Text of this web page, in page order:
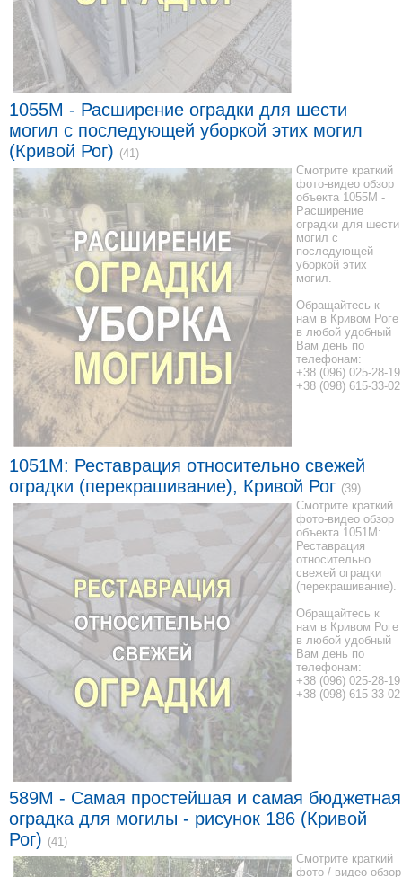
1055M - Расширение оградки для шести
могил с последующей уборкой этих могил
(Кривой Рог) (41)
Смотрите краткий
фото-видео обзор
объекта 1055M -
Расширение
оградки для шести
могил с
последующей
уборкой этих
могил.
Обращайтесь к
нам в Кривом Роге
в любой удобный
Вам день по
телефонам:
+38 (096) 025-28-19
+38 (098) 615-33-02
1051M: Реставрация относительно свежей
оградки (перекрашивание), Кривой Рог (39)
Смотрите краткий
фото-видео обзор
объекта 1051M:
Реставрация
относительно
свежей оградки
(перекрашивание).
Обращайтесь к
нам в Кривом Роге
в любой удобный
Вам день по
телефонам:
+38 (096) 025-28-19
+38 (098) 615-33-02
589M - Самая простейшая и самая бюджетная
оградка для могилы - рисунок 186 (Кривой
Рог) (41)
Смотрите краткий
фото / видео обзор